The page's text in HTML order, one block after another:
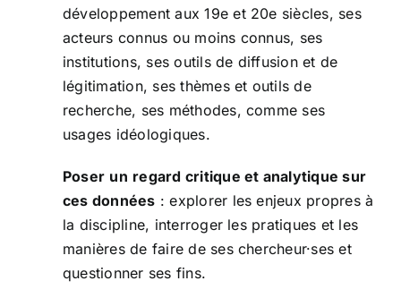
Search
développement aux 19e et 20e siècles, ses
acteurs connus ou moins connus, ses
institutions, ses outils de diffusion et de
légitimation, ses thèmes et outils de
recherche, ses méthodes, comme ses
usages idéologiques.
Poser un regard critique et analytique sur
ces données : explorer les enjeux propres à
la discipline, interroger les pratiques et les
manières de faire de ses chercheur·ses et
questionner ses fins.